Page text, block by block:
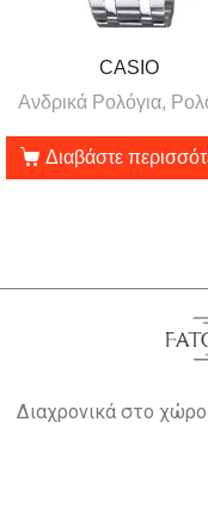
CASIO
Ανδρικά Ρολόγια,
Διαβάστε
Διαχρονικά στο